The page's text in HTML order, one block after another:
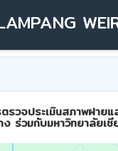
รวจประเมินสภาพฝาย
ร่วมกับมหาวิทยาลัยเชี